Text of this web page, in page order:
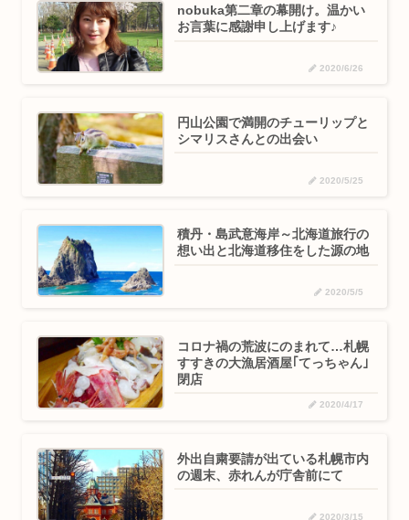
nobuka第二章の幕開け。温かい
お言葉に感謝申し上げます♪
2020/6/26
円山公園で満開のチューリップと
シマリスさんとの出会い
2020/5/25
積丹・島武意海岸～北海道旅行の
想い出と北海道移住をした源の地
2020/5/5
コロナ禍の荒波にのまれて…札幌
すすきの大漁居酒屋｢てっちゃん｣
閉店
2020/4/17
外出自粛要請が出ている札幌市内
の週末、赤れんが庁舎前にて
2020/3/15